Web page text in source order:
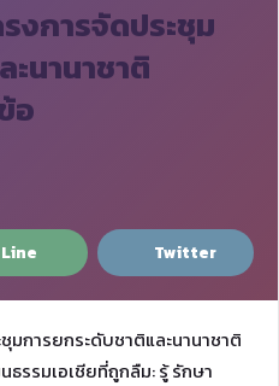
งการจัดประชุม
นานาชาติ
อ
Line Twitter
มการยกระดับชาติและนานาชาติ
รรมเอเชียที่ถูกลืม: รู้ รักษา